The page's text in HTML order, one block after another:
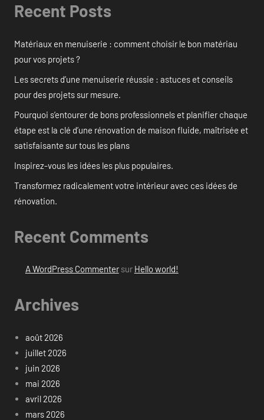
Recent Posts
Matériaux en menuiserie : comment choisir le bon matériau
pour vos projets ?
Les secrets d’une menuiserie réussie : astuces et conseils
pour des projets sur mesure.
Pourquoi s’entourer de bons professionnels et planifier chaque
étape est la clé d’une rénovation de maison fluide, maîtrisée et
satisfaisante sur tous les plans
Inspirez-vous les idées les plus populaires.
Transformez radicalement votre intérieur avec ces idées de
rénovation.
Recent Comments
A WordPress Commentersur Hello world!
Archives
août 2026
juillet 2026
juin 2026
mai 2026
avril 2026
mars 2026